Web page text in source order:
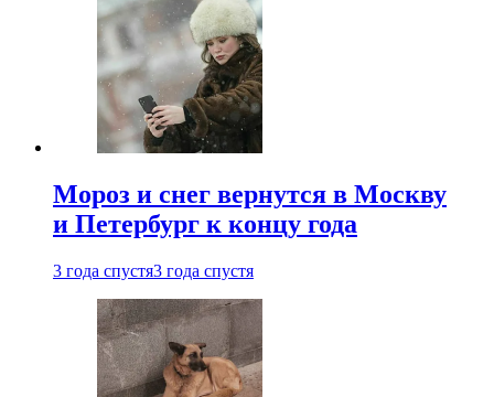
Мороз и снег вернутся в Москву
и Петербург к концу года
3 года спустя3 года спустя